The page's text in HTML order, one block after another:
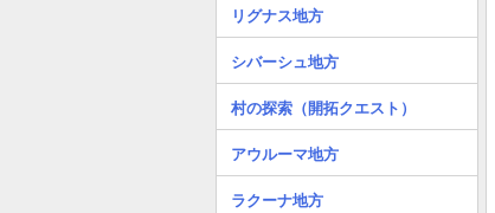
リグナス地方
シバーシュ地方
村の探索（開拓クエスト）
アウルーマ地方
ラクーナ地方